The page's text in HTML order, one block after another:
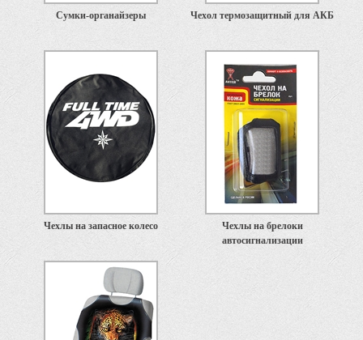
Сумки-органайзеры Чехол термозащитный для АКБ
Чехлы на запасное колесо
Чехлы на брелоки
автосигнализации